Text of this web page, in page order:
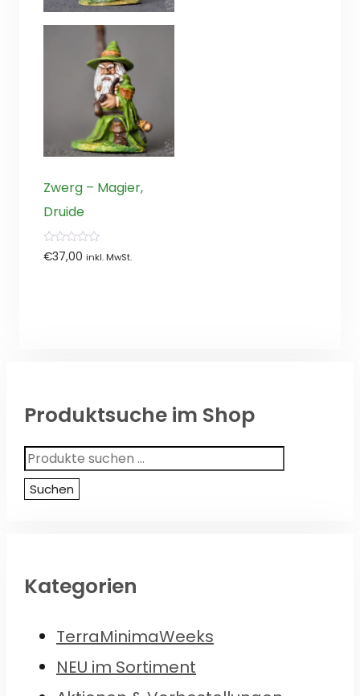
Zwerg – Magier,
Druide
0
von
€37,00 inkl. MwSt.
Produktsuche im Shop
Suchen
nach:
Suchen
Kategorien
TerraMinimaWeeks
NEU im Sortiment